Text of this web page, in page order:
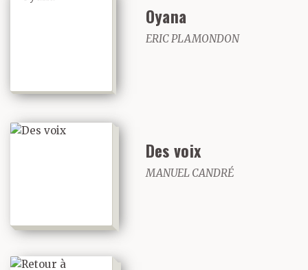
Oyana
ERIC PLAMONDON
Des voix
MANUEL CANDRÉ